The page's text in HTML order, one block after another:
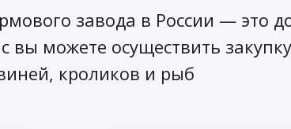
завода в России — это
можете осуществить
кроликов и рыб